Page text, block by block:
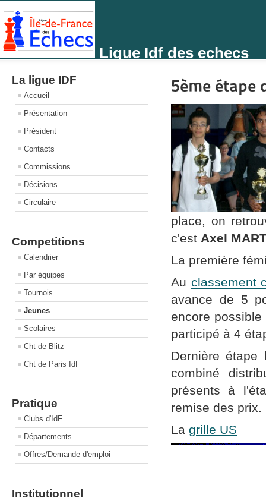
Ligue Idf des echecs
La ligue IDF
Accueil
Présentation
Président
Contacts
Commissions
Décisions
Circulaire
Competitions
Calendrier
Par équipes
Tournois
Jeunes
Scolaires
Cht de Blitz
Cht de Paris IdF
Pratique
Clubs d'IdF
Départements
Offres/Demande d'emploi
Institutionnel
5ème étape
place, on
c'est Axel
La première
Au classement
avance de 5
encore
participé à 4
Dernière
combiné
présents à
remise des prix.
Lagrille US